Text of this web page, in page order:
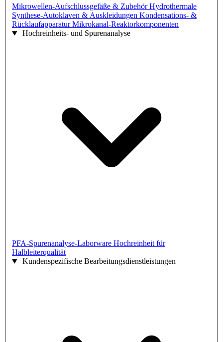
Mikrowellen-Aufschlussgefäße & ZubehörHydrothermale
Synthese-Autoklaven & Auskleidungen Kondensations- &
RücklaufapparaturMikrokanal-Reaktorkomponenten
Hochreinheits- und Spurenanalyse
PFA-Spurenanalyse-Laborware Hochreinheit für
Halbleiterqualität
Kundenspezifische Bearbeitungsdienstleistungen